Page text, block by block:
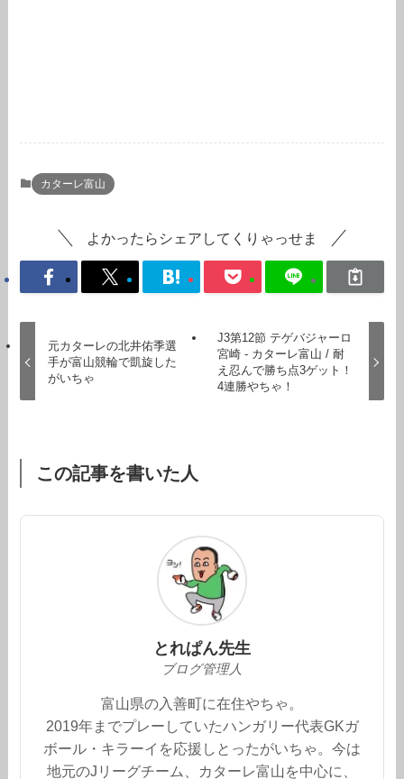
カターレ富山
よかったらシェアしてくりゃっせま
元カターレの北井佑季選
手が富山競輪で凱旋した
がいちゃ
J3第12節 テゲバジャーロ
宮崎 - カターレ富山 / 耐
え忍んで勝ち点3ゲット！
4連勝やちゃ！
この記事を書いた人
とれぱん先生
ブログ管理人
富山県の入善町に在住やちゃ。
2019年までプレーしていたハンガリー代表GKガ
ボール・キラーイを応援しとったがいちゃ。今は
地元のJリーグチーム、カターレ富山を中心に、